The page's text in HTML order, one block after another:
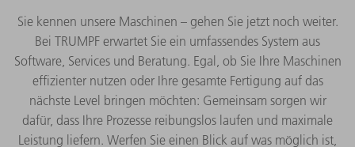
Sie kennen unsere Maschinen – gehen Sie jetzt noch weiter.
Bei TRUMPF erwartet Sie ein umfassendes System aus
Software, Services und Beratung. Egal, ob Sie Ihre Maschinen
effizienter nutzen oder Ihre gesamte Fertigung auf das
nächste Level bringen möchten: Gemeinsam sorgen wir
dafür, dass Ihre Prozesse reibungslos laufen und maximale
Leistung liefern. Werfen Sie einen Blick auf was möglich ist,